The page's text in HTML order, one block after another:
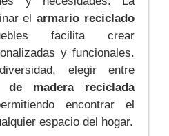
elarmario reciclado
facilita crear
y funcionales.
elegir entre
de madera reciclada
encontrar el
espacio del hogar.